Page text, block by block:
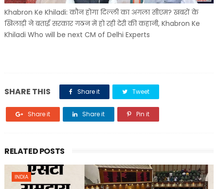
Khabron Ke Khiladi: कौन होगा दिल्ली का अगला सीएम? खबरों के
खिलाड़ी ने बताई सरकार गठन में हो रही देरी की कहानी, Khabron Ke
Khiladi Who will be next CM of Delhi Experts
SHARE THIS Share it Tweet
Share it Share it Pin it
RELATED POSTS
INDIA